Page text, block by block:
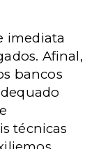
imediata
Afinal,
bancos
técnicas